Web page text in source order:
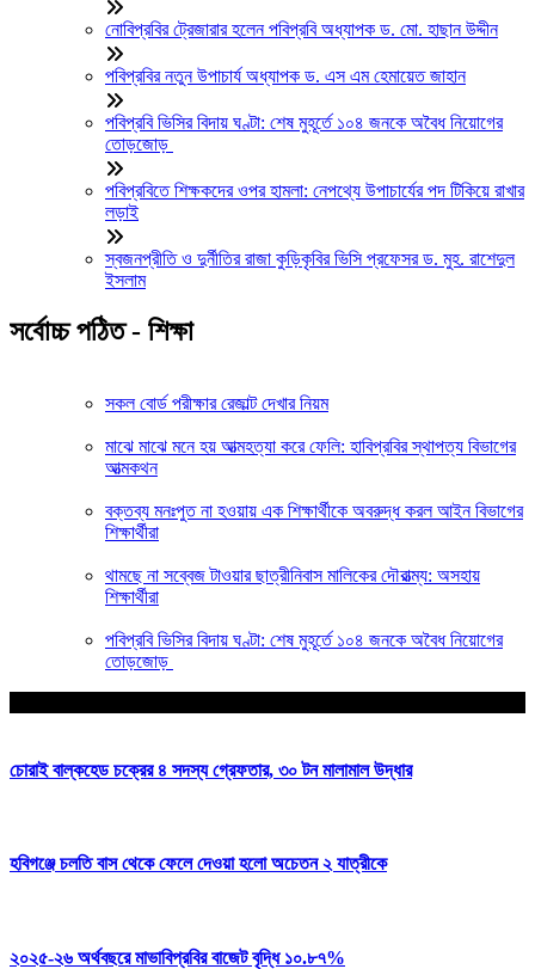
নোবিপ্রবির ট্রেজারার হলেন পবিপ্রবি অধ্যাপক ড. মো. হাছান উদ্দীন
পবিপ্রবির নতুন উপাচার্য অধ্যাপক ড. এস এম হেমায়েত জাহান
পবিপ্রবি ভিসির বিদায় ঘণ্টা: শেষ মুহূর্তে ১০৪ জনকে অবৈধ নিয়োগের
তোড়জোড়
পবিপ্রবিতে শিক্ষকদের ওপর হামলা: নেপথ্যে উপাচার্যের পদ টিকিয়ে রাখার
লড়াই
স্বজনপ্রীতি ও দুর্নীতির রাজা কুড়িকৃবির ভিসি প্রফেসর ড. মুহ. রাশেদুল
ইসলাম
সর্বোচ্চ পঠিত - শিক্ষা
সকল বোর্ড পরীক্ষার রেজাল্ট দেখার নিয়ম
মাঝে মাঝে মনে হয় আত্মহত্যা করে ফেলি: হাবিপ্রবির স্থাপত্য বিভাগের
আত্মকথন
বক্তব্য মনঃপুত না হওয়ায় এক শিক্ষার্থীকে অবরুদ্ধ করল আইন বিভাগের
শিক্ষার্থীরা
থামছে না সব্বেজ টাওয়ার ছাত্রীনিবাস মালিকের দৌরাত্ম্য: অসহায়
শিক্ষার্থীরা
পবিপ্রবি ভিসির বিদায় ঘণ্টা: শেষ মুহূর্তে ১০৪ জনকে অবৈধ নিয়োগের
তোড়জোড়
চোরাই বাল্কহেড চক্রের ৪ সদস্য গ্রেফতার, ৩০ টন মালামাল উদ্ধার
হবিগঞ্জে চলতি বাস থেকে ফেলে দেওয়া হলো অচেতন ২ যাত্রীকে
২০২৫-২৬ অর্থবছরে মাভাবিপ্রবির বাজেট বৃদ্ধি ১০.৮৭%